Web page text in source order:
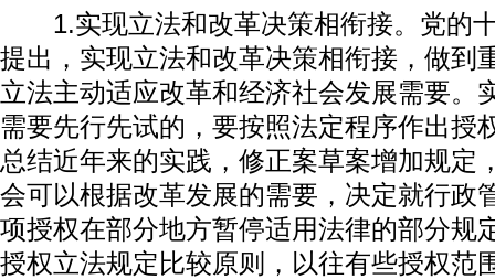
1.实现立法和改革决策相衔接。党的
提出，实现立法和改革决策相衔接，做到
立法主动适应改革和经济社会发展需要。
需要先行先试的，要按照法定程序作出授
总结近年来的实践，修正案草案增加规定
会可以根据改革发展的需要，决定就行政
项授权在部分地方暂停适用法律的部分规
授权立法规定比较原则，以往有些授权范